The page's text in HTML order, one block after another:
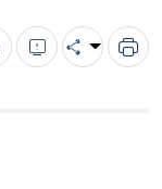
上一頁
錯誤回報
分享 列